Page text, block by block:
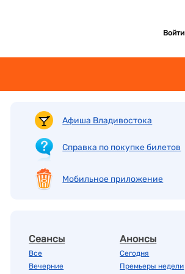
Войти
Афиша Владивостока
Справка по покупке билетов
Мобильное приложение
Сеансы
Все
Вечерние
Анонсы
Сегодня
Премьеры недели